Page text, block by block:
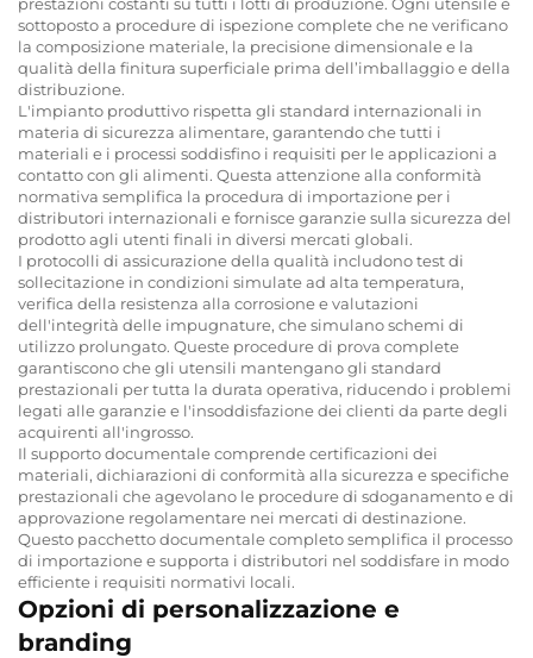
sottoposto a procedure di ispezione complete che ne verificano
la composizione materiale, la precisione dimensionale e la
qualità della finitura superficiale prima dell’imballaggio e della
distribuzione.
L'impianto produttivo rispetta gli standard internazionali in
materia di sicurezza alimentare, garantendo che tutti i
materiali e i processi soddisfino i requisiti per le applicazioni a
contatto con gli alimenti. Questa attenzione alla conformità
normativa semplifica la procedura di importazione per i
distributori internazionali e fornisce garanzie sulla sicurezza del
prodotto agli utenti finali in diversi mercati globali.
I protocolli di assicurazione della qualità includono test di
sollecitazione in condizioni simulate ad alta temperatura,
verifica della resistenza alla corrosione e valutazioni
dell'integrità delle impugnature, che simulano schemi di
utilizzo prolungato. Queste procedure di prova complete
garantiscono che gli utensili mantengano gli standard
prestazionali per tutta la durata operativa, riducendo i problemi
legati alle garanzie e l'insoddisfazione dei clienti da parte degli
acquirenti all'ingrosso.
Il supporto documentale comprende certificazioni dei
materiali, dichiarazioni di conformità alla sicurezza e specifiche
prestazionali che agevolano le procedure di sdoganamento e di
approvazione regolamentare nei mercati di destinazione.
Questo pacchetto documentale completo semplifica il processo
di importazione e supporta i distributori nel soddisfare in modo
efficiente i requisiti normativi locali.
Opzioni di personalizzazione e
branding